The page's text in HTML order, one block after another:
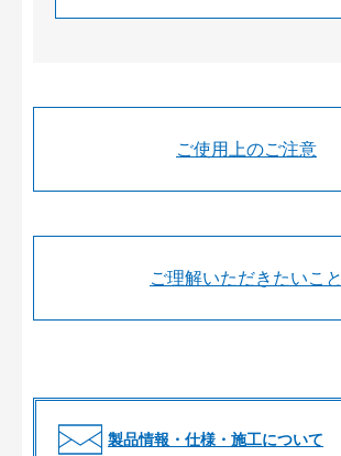
ご使用上のご注意
ご理解いただきたいこと
製品情報・仕様・施工について